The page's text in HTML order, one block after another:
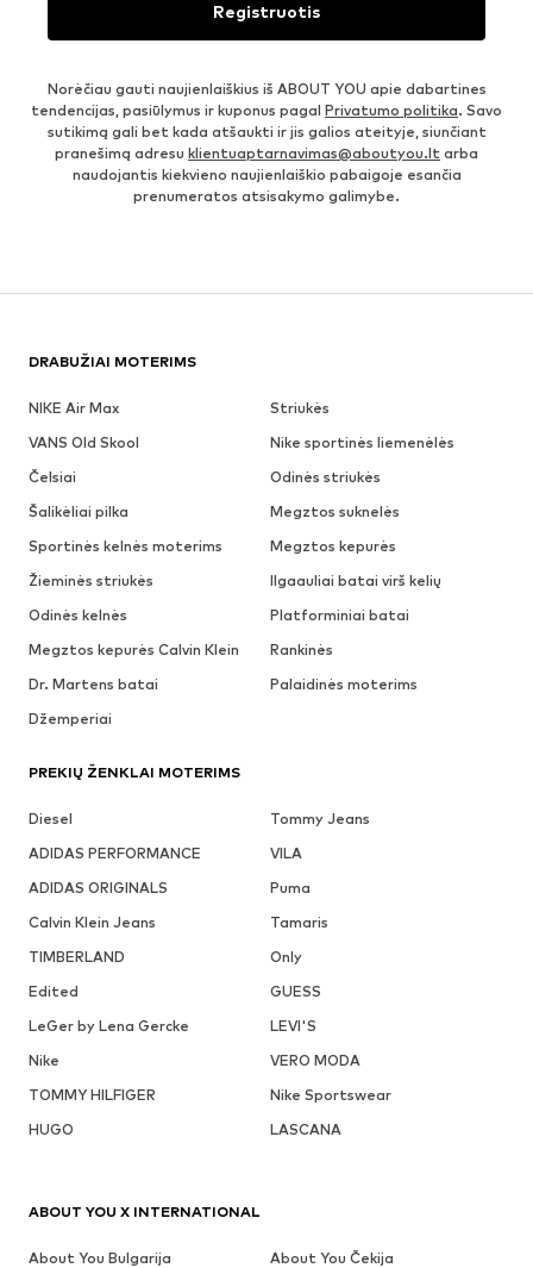
Registruotis
Norėčiau gauti naujienlaiškius iš ABOUT YOU apie dabartines
tendencijas, pasiūlymus ir kuponus pagal Privatumo politika. Savo
sutikimą gali bet kada atšaukti ir jis galios ateityje, siunčiant
pranešimą adresu klientuaptarnavimas@aboutyou.lt arba
naudojantis kiekvieno naujienlaiškio pabaigoje esančia
prenumeratos atsisakymo galimybe.
DRABUŽIAI MOTERIMS
NIKE Air Max
Striukės
VANS Old Skool
Nike sportinės liemenėlės
Čelsiai
Odinės striukės
Šalikėliai pilka
Megztos suknelės
Sportinės kelnės moterims
Megztos kepurės
Žieminės striukės
Ilgaauliai batai virš kelių
Odinės kelnės
Platforminiai batai
Megztos kepurės Calvin Klein
Rankinės
Dr. Martens batai
Palaidinės moterims
Džemperiai
PREKIŲ ŽENKLAI MOTERIMS
Diesel
Tommy Jeans
ADIDAS PERFORMANCE
VILA
ADIDAS ORIGINALS
Puma
Calvin Klein Jeans
Tamaris
TIMBERLAND
Only
Edited
GUESS
LeGer by Lena Gercke
LEVI'S
Nike
VERO MODA
TOMMY HILFIGER
Nike Sportswear
HUGO
LASCANA
ABOUT YOU X INTERNATIONAL
About You Bulgarija
About You Čekija